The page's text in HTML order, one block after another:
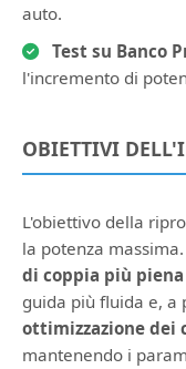
auto.
Test su Banco
l'incremento di
OBIETTIVI
L'obiettivo della
la potenza
di coppia più piena
guida più fluida e, a
ottimizzazione dei
mantenendo i